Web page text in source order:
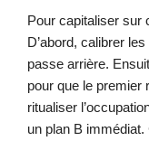
Pour capitaliser sur
D’abord, calibrer
passe arrière.
pour que le premier
ritualiser
un plan B